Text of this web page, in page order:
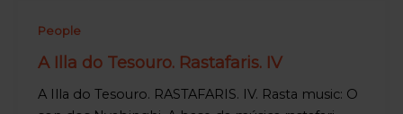
People
A Illa do Tesouro. Rastafaris. IV
A Illa do Tesouro. RASTAFARIS. IV. Rasta music: O